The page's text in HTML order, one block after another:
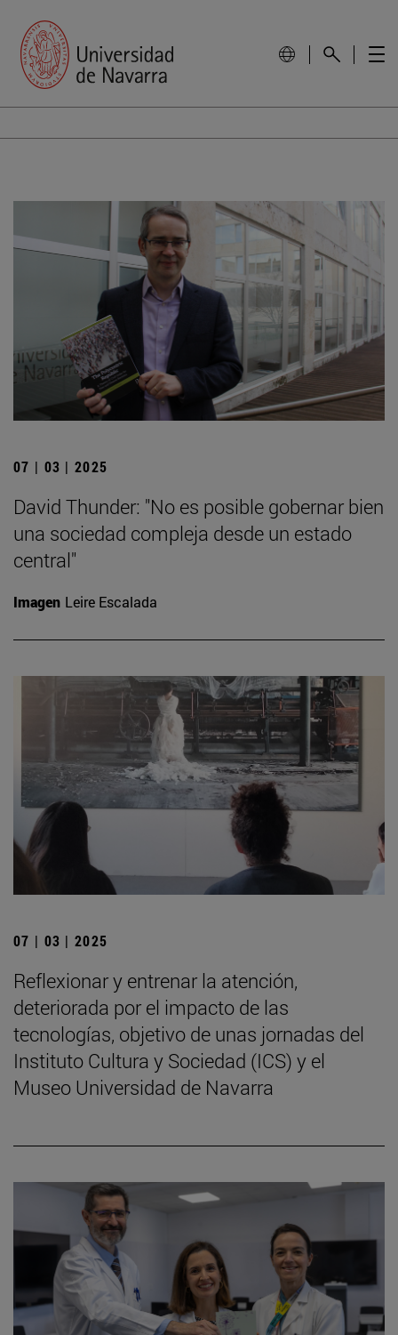
07 | 03 | 2025
David Thunder: "No es posible gobernar bien
una sociedad compleja desde un estado
central"
Imagen Leire Escalada
07 | 03 | 2025
Reflexionar y entrenar la atención,
deteriorada por el impacto de las
tecnologías, objetivo de unas jornadas del
Instituto Cultura y Sociedad (ICS) y el
Museo Universidad de Navarra